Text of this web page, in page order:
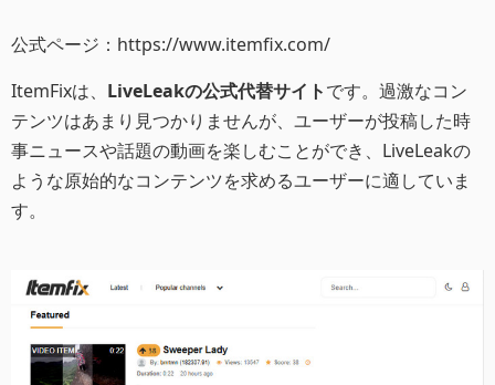
公式ページ：https://www.itemfix.com/
ItemFixは、 LiveLeakの公式代替サイトです。過激なコン
テンツはあまり見つかりませんが、ユーザーが投稿した時
事ニュースや話題の動画を楽しむことができ、LiveLeakの
ような原始的なコンテンツを求めるユーザーに適していま
す。